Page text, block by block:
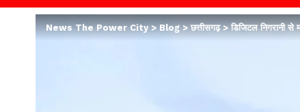
News The Power City>Blog>छत्तीसगढ़>डिजिटल निगरानी